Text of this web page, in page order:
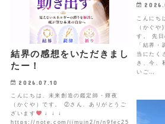
こんにち
（かぐ
す。 先日
「結界
当にたく
き、今、
いご…
結界の感想をいただきまし
たー！
2026.07.10
こんにちは、未来創造の鑑定師・輝夜
（かぐや）です。 ②さん、ありがとうご
ざいます
↓ ↓ ↓
https://note.com/jimuin2/n/n9fec25